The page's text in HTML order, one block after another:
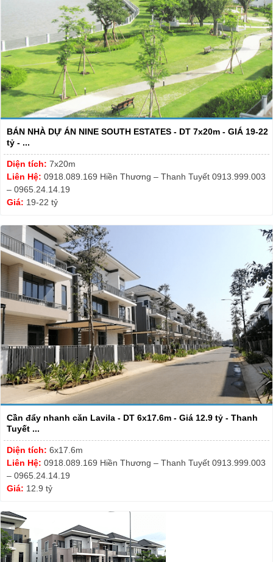
BÁN NHÀ DỰ ÁN NINE SOUTH ESTATES - DT 7x20m - GIÁ 19-22
tỷ - ...
Diện tích: 7x20m
Liên Hệ: 0918.089.169 Hiền Thương – Thanh Tuyết 0913.999.003
– 0965.24.14.19
Giá: 19-22 tỷ
Cần đẩy nhanh căn Lavila - DT 6x17.6m - Giá 12.9 tỷ - Thanh
Tuyết ...
Diện tích: 6x17.6m
Liên Hệ: 0918.089.169 Hiền Thương – Thanh Tuyết 0913.999.003
– 0965.24.14.19
Giá: 12.9 tỷ